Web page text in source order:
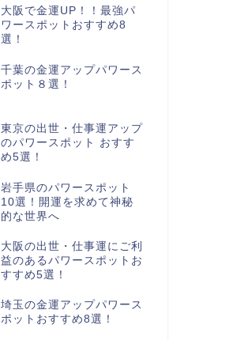
大阪で金運UP！！最強パ
ワースポットおすすめ8
選！
千葉の金運アップパワース
ポット８選！
東京の出世・仕事運アップ
のパワースポット おすす
め5選！
岩手県のパワースポット
10選！開運を求めて神秘
的な世界へ
大阪の出世・仕事運にご利
益のあるパワースポットお
すすめ5選！
埼玉の金運アップパワース
ポットおすすめ8選！